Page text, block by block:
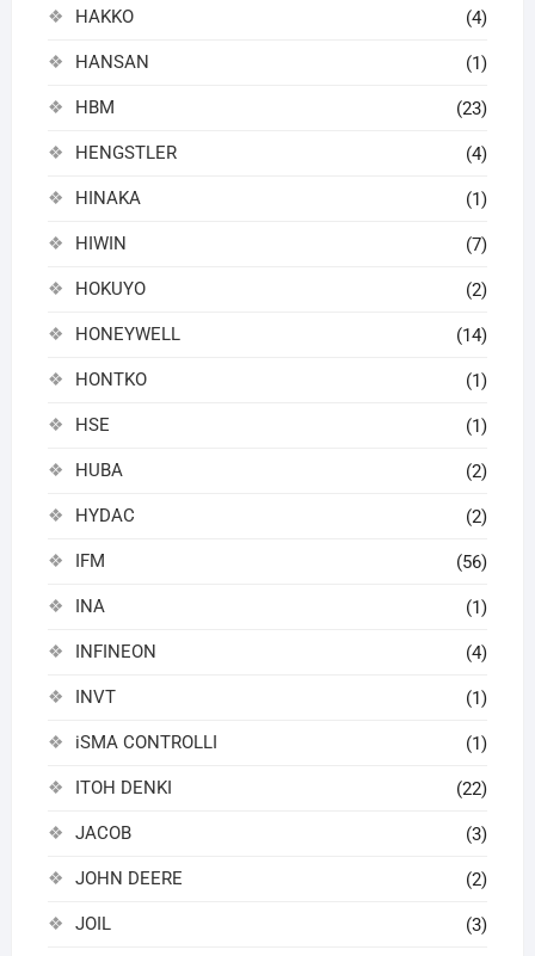
HAKKO (4)
HANSAN (1)
HBM (23)
HENGSTLER (4)
HINAKA (1)
HIWIN (7)
HOKUYO (2)
HONEYWELL (14)
HONTKO (1)
HSE (1)
HUBA (2)
HYDAC (2)
IFM (56)
INA (1)
INFINEON (4)
INVT (1)
iSMA CONTROLLI (1)
ITOH DENKI (22)
JACOB (3)
JOHN DEERE (2)
JOIL (3)